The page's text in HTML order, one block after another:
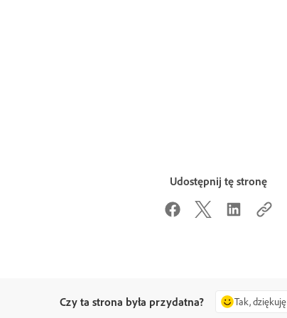
Udostępnij tę stronę
Czy ta strona była przydatna? Tak, dziękuję